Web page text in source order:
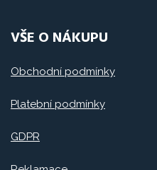
VŠE O NÁKUPU
Obchodní podmínky
Platební podmínky
GDPR